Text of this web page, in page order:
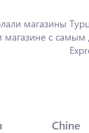
магазины
с самым
Chine